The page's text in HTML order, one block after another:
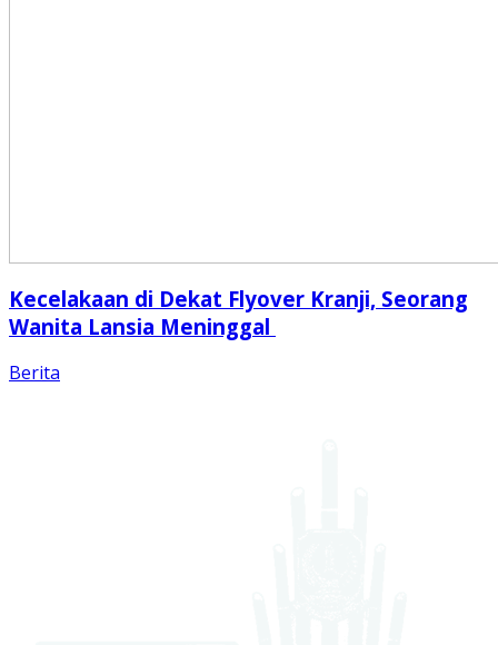
Kecelakaan di Dekat Flyover Kranji, Seorang
Wanita Lansia Meninggal
Berita